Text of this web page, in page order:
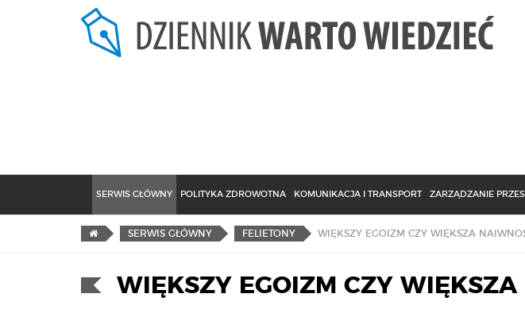
SERWIS GŁÓWNY POLITYKA ZDROWOTNA KOMUNIKACJA I TRANSPORT ZARZĄDZANIE
SERWIS GŁÓWNY FELIETONY WIĘKSZY EGOIZM CZY WIĘKSZA
WIĘKSZY EGOIZM CZY